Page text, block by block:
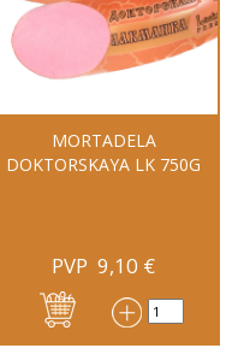
MORTADELA
DOKTORSKAYA LK 750G
PVP 9,10 €